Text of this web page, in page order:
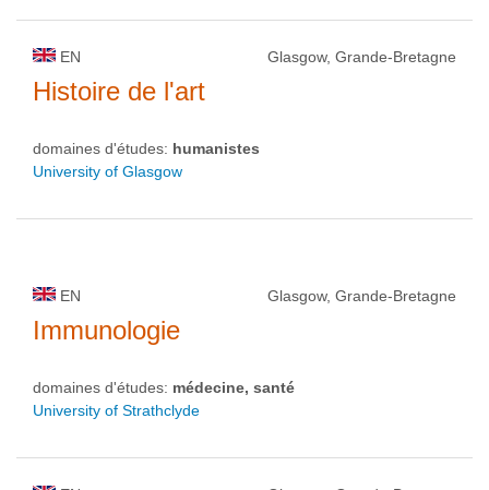
EN Glasgow, Grande-Bretagne
Histoire de l'art
domaines d'études: humanistes
University of Glasgow
EN Glasgow, Grande-Bretagne
Immunologie
domaines d'études: médecine, santé
University of Strathclyde